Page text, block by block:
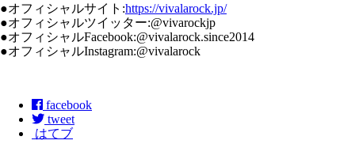
●オフィシャルサイト:https://vivalarock.jp/
●オフィシャルツイッター:@vivarockjp
●オフィシャルFacebook:@vivalarock.since2014
●オフィシャルInstagram:@vivalarock
facebook
tweet
はてブ